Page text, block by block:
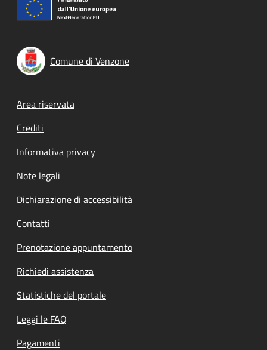
Comune di Venzone
Footer menu
Area riservata
Crediti
Informativa privacy
Note legali
Dichiarazione di accessibilità
Contatti
Prenotazione appuntamento
Richiedi assistenza
Statistiche del portale
Leggi le FAQ
Pagamenti